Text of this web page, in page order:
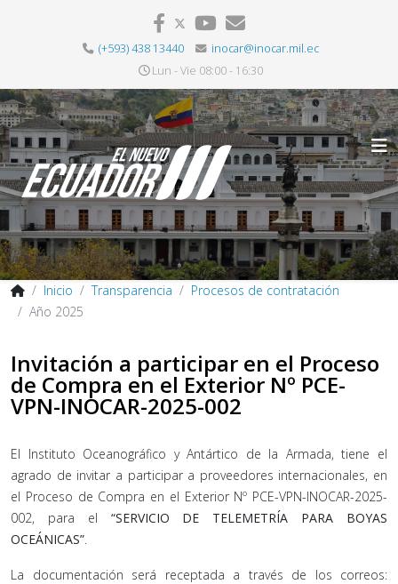
(+593) 438 13440
inocar@inocar.mil.ec
Lun - Vie 08:00 - 16:30
Inicio Transparencia
Procesos de contratación
Año 2025
Invitación a participar en el Proceso
de Compra en el Exterior Nº PCE-
VPN-INOCAR-2025-002
El Instituto Oceanográfico y Antártico de la Armada, tiene el
agrado de invitar a participar a proveedores internacionales, en
el Proceso de Compra en el Exterior Nº PCE-VPN-INOCAR-2025-
002, para el “SERVICIO DE TELEMETRÍA PARA BOYAS
OCEÁNICAS”.
La documentación será receptada a través de los correos: